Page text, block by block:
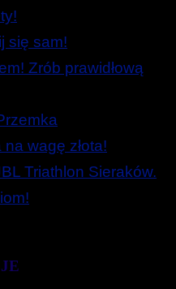
się sam!
Zrób prawidłową
wagę złota!
Triathlon Sieraków.